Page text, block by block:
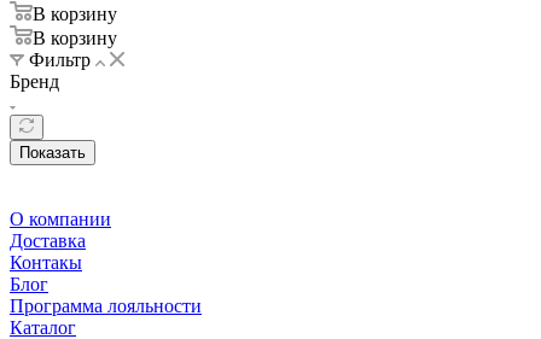
В корзину
В корзину
Фильтр
Бренд
Показать
О компании
Доставка
Контакы
Блог
Программа лояльности
Каталог